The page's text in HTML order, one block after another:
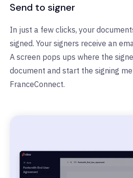
Send to signer
In just a few clicks, your
signed. Your signers receive an
A screen pops ups where the
document and start the signing
FranceConnect.